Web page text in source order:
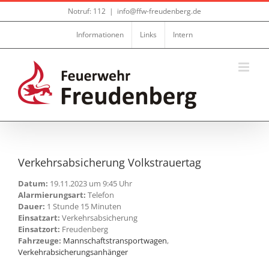
Zum
Notruf: 112 | info@ffw-freudenberg.de
Informationen Links Intern
Verkehrsabsicherung Volkstrauertag
Datum: 19.11.2023 um 9:45 Uhr
Alarmierungsart: Telefon
Dauer: 1 Stunde 15 Minuten
Einsatzart: Verkehrsabsicherung
Einsatzort: Freudenberg
Fahrzeuge: Mannschaftstransportwagen,
Verkehrabsicherungsanhänger